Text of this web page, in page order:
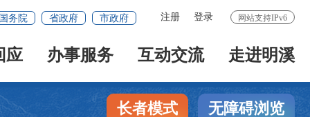
网站支持IPv6
注册 登录
务院 省政府 市政府
应 办事服务 互动交流 走进明溪
长者模式 无障碍浏览